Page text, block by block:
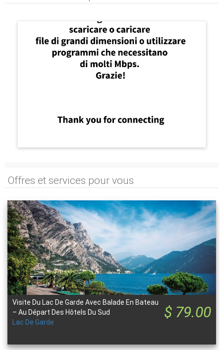
Offres et services pour vous
$ 79.00
Visite Du Lac De Garde Avec Balade En Bateau
– Au Départ Des Hôtels Du Sud
Lac De Garde